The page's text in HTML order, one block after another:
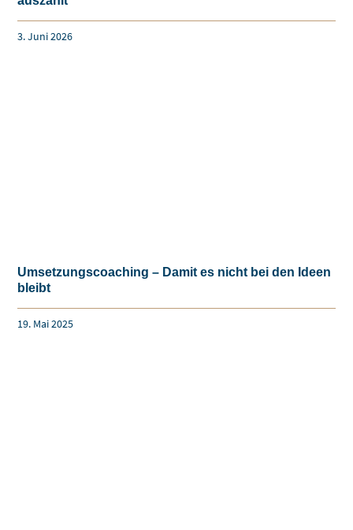
3. Juni 2026
Umsetzungscoaching – Damit es nicht bei den Ideen
bleibt
19. Mai 2025